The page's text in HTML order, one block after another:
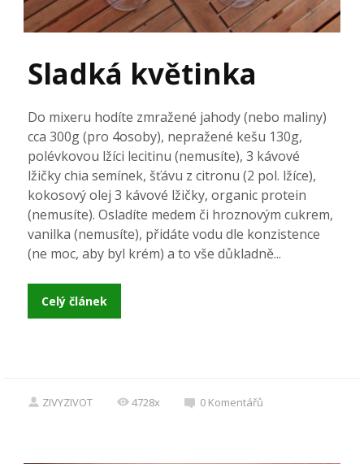
Sladká květinka
Do mixeru hodíte zmražené jahody (nebo maliny)
cca 300g (pro 4osoby), nepražené kešu 130g,
polévkovou lžíci lecitinu (nemusíte), 3 kávové
lžičky chia semínek, šťávu z citronu (2 pol. lžíce),
kokosový olej 3 kávové lžičky, organic protein
(nemusíte). Osladíte medem či hroznovým cukrem,
vanilka (nemusíte), přidáte vodu dle konzistence
(ne moc, aby byl krém) a to vše důkladně...
Celý článek
ZIVYZIVOT 4728x 0 Komentářů